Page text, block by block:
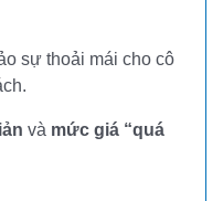
sự thoải mái cho cô
và mức giá “quá